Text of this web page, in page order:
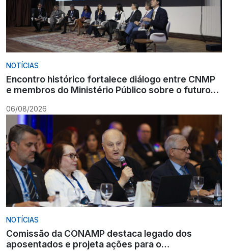
NOTÍCIAS
Encontro histórico fortalece diálogo entre CNMP
e membros do Ministério Público sobre o futuro
06/08/2026
NOTÍCIAS
Comissão da CONAMP destaca legado dos
aposentados e projeta ações para o